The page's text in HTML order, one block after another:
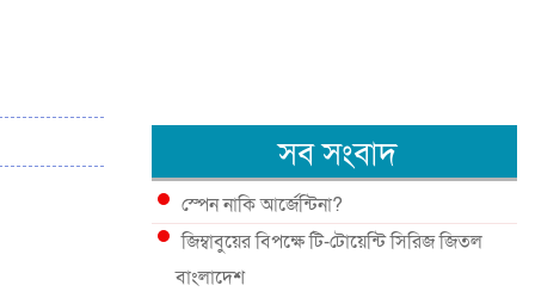
সব সংবাদ
স্পেন নাকি আর্জেন্টিনা?
জিম্বাবুয়ের বিপক্ষে টি-টোয়েন্টি সিরিজ জিতল
বাংলাদেশ